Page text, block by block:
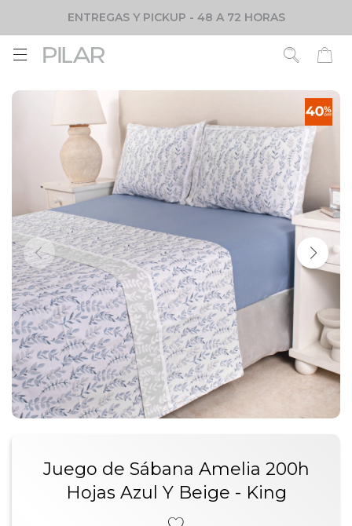
ENTREGAS Y PICKUP - 48 A 72 HORAS

Juego de Sábana Amelia 200h
Hojas Azul Y Beige - King